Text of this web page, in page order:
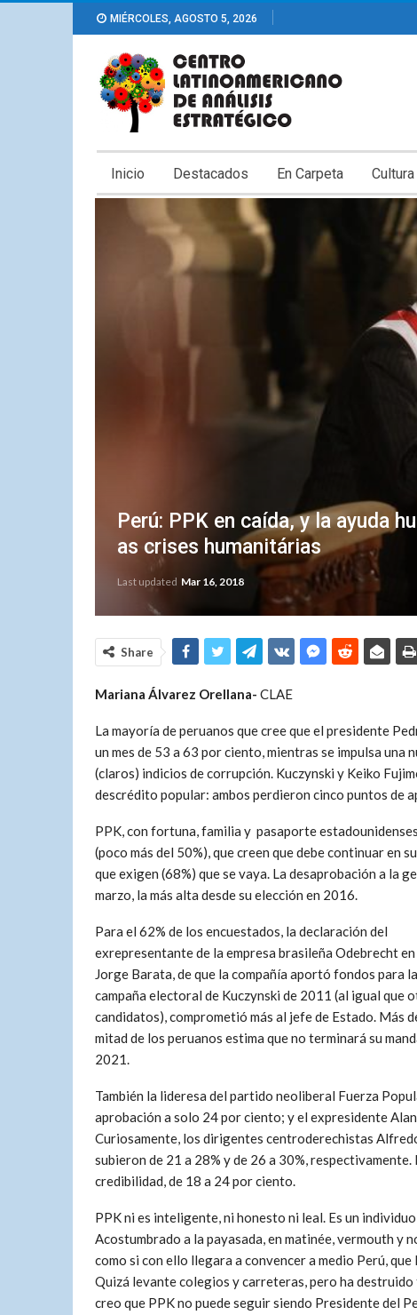
MIÉRCOLES, AGOSTO 5, 2026
Inicio Destacados En Carpeta Cultura
Perú: PPK en caída, y la ayuda
as crises humanitárias
Last updated Mar 16, 2018
Share
Mariana Álvarez Orellana- CLAE
La mayoría de peruanos que cree que el presidente
un mes de 53 a 63 por ciento, mientras se impulsa
(claros) indicios de corrupción. Kuczynski y Keiko
descrédito popular: ambos perdieron cinco puntos de
PPK, con fortuna, familia y pasaporte
(poco más del 50%), que creen que debe continuar en
que exigen (68%) que se vaya. La desaprobación a la
marzo, la más alta desde su elección en 2016.
Para el 62% de los encuestados, la declaración del
exrepresentante de la empresa brasileña Odebrecht
Jorge Barata, de que la compañía aportó fondos para la
campaña electoral de Kuczynski de 2011 (al igual que
candidatos), comprometió más al jefe de Estado. Más
mitad de los peruanos estima que no terminará su
2021.
También la lideresa del partido neoliberal Fuerza
aprobación a solo 24 por ciento; y el expresidente
Curiosamente, los dirigentes centroderechistas
subieron de 21 a 28% y de 26 a 30%,
credibilidad, de 18 a 24 por ciento.
PPK ni es inteligente, ni honesto ni leal. Es un
Acostumbrado a la payasada, en matinée, vermouth y
como si con ello llegara a convencer a medio Perú,
Quizá levante colegios y carreteras, pero ha
creo que PPK no puede seguir siendo Presidente del